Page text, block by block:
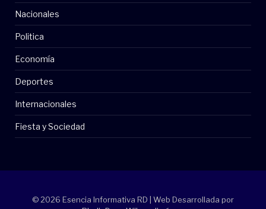
Nacionales
Politica
Economía
Deportes
Internacionales
Fiesta y Sociedad
© 2026 Esencia Informativa RD | Web Desarrollada por